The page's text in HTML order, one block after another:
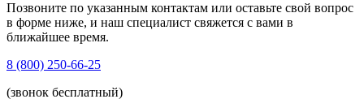
Позвоните по указанным контактам или оставьте свой вопрос
в форме ниже, и наш специалист свяжется с вами в
ближайшее время.
8 (800) 250-66-25
(звонок бесплатный)